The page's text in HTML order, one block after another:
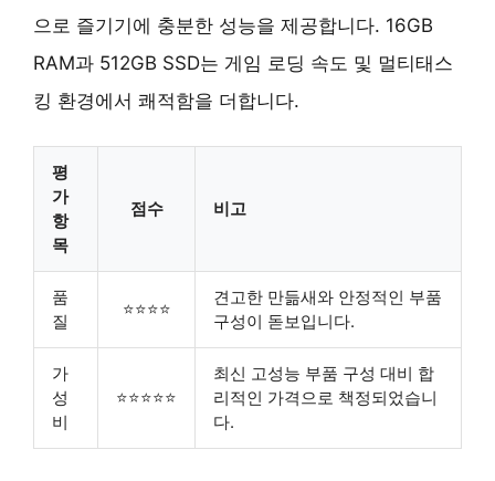
으로 즐기기에 충분한 성능을 제공합니다. 16GB
RAM과 512GB SSD는 게임 로딩 속도 및 멀티태스
킹 환경에서 쾌적함을 더합니다.
평
가
항
목
점수 비고
품
질
⭐⭐⭐⭐
견고한 만듦새와 안정적인 부품
구성이 돋보입니다.
가
성
비
⭐⭐⭐⭐⭐
최신 고성능 부품 구성 대비 합
리적인 가격으로 책정되었습니
다.